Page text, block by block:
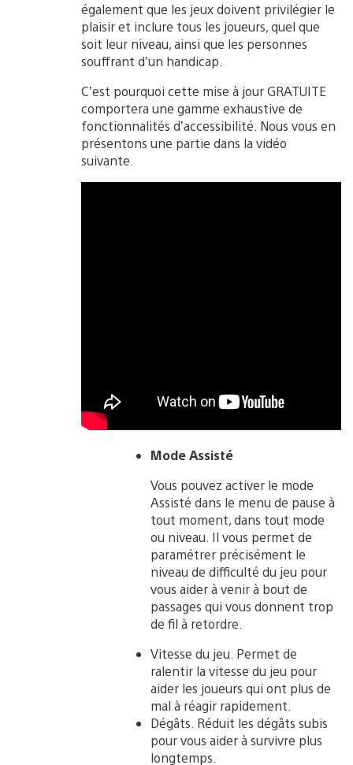
également que les jeux doivent privilégier le
plaisir et inclure tous les joueurs, quel que
soit leur niveau, ainsi que les personnes
souffrant d’un handicap.
C’est pourquoi cette mise à jour GRATUITE
comportera une gamme exhaustive de
fonctionnalités d’accessibilité. Nous vous en
présentons une partie dans la vidéo
suivante.
Mode Assisté
Vous pouvez activer le mode
Assisté dans le menu de pause à
tout moment, dans tout mode
ou niveau. Il vous permet de
paramétrer précisément le
niveau de difficulté du jeu pour
vous aider à venir à bout de
passages qui vous donnent trop
de fil à retordre.
Vitesse du jeu. Permet de
ralentir la vitesse du jeu pour
aider les joueurs qui ont plus de
mal à réagir rapidement.
Dégâts. Réduit les dégâts subis
pour vous aider à survivre plus
longtemps.